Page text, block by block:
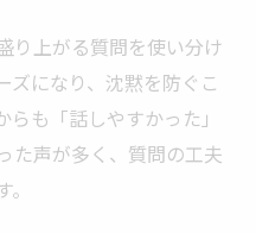
り上がる質問を使い分け
ズになり、沈黙を防ぐこ
も「話しやすかった」
た声が多く、質問の工夫